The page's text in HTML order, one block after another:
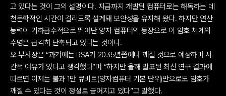
고 있다는 것이 그의 설명이다. 지금까지 개발된 컴퓨터로는 해독하는 데
천문학적인 시간이 걸리도록 설계돼 보안성을 유지해 왔다. 하지만 연산
능력이 기하급수적으로 뛰어난 양자 컴퓨터의 등장으로 이 암호 체계의
수명은 급격히 단축되고 있다는 것이다.
오 부사장은 “과거에는 RSA가 2035년쯤에나 깨질 것으로 예상하며 시
간적 여유가 있다고 생각했다”며 “하지만 올해 발표된 최신 연구 결과에
따르면 이제는 불과 1만 큐비트(양자컴퓨터 기본 단위)만으로도 암호가
깨질 수 있다는 것이 정설로 굳어지고 있다”고 말했다.